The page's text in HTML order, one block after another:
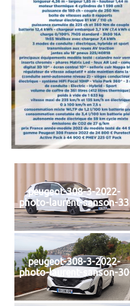
peugeot-308-3-2022-
photo-laurent-sanson-33
peugeot-308-3-2022-
photo-laurent-sanson-30